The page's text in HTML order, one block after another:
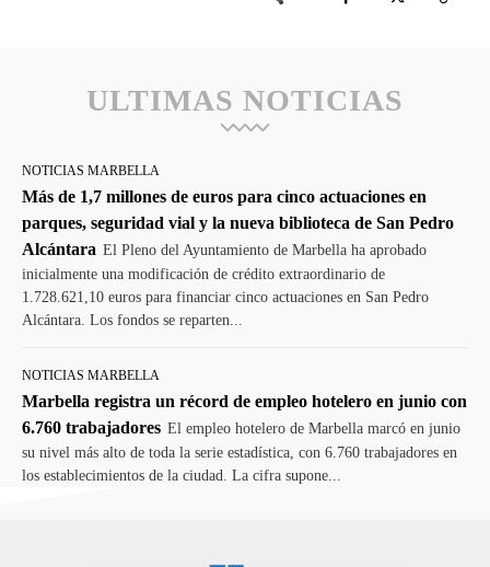
ULTIMAS NOTICIAS
NOTICIAS MARBELLA
Más de 1,7 millones de euros para cinco actuaciones en
parques, seguridad vial y la nueva biblioteca de San Pedro
Alcántara El Pleno del Ayuntamiento de Marbella ha aprobado
inicialmente una modificación de crédito extraordinario de
1.728.621,10 euros para financiar cinco actuaciones en San Pedro
Alcántara. Los fondos se reparten...
NOTICIAS MARBELLA
Marbella registra un récord de empleo hotelero en junio con
6.760 trabajadores El empleo hotelero de Marbella marcó en junio
su nivel más alto de toda la serie estadística, con 6.760 trabajadores en
los establecimientos de la ciudad. La cifra supone...